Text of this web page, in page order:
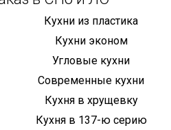
Кухни из пластика
Кухни эконом
Угловые кухни
Современные кухни
Кухня в хрущевку
Кухня в 137-ю серию